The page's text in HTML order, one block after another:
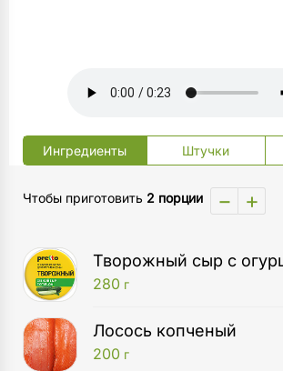
Ингредиенты Штучки
Чтобы приготовить 2 порции − +
Творожный сыр с
280 г
Лосось копченый
200 г